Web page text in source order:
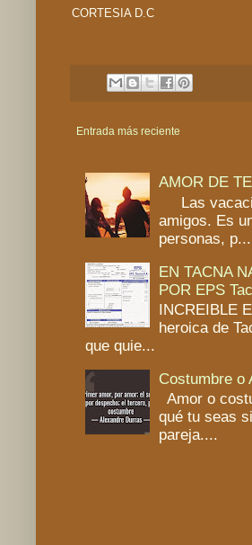
CORTESIA D.C
Entrada más reciente
AMOR DE
Las
amigos. Es
personas, p...
EN TACNA
POR EPS
INCREIBLE
heroica de
que quie...
Costumbre o
Amor o
qué tu seas
pareja....